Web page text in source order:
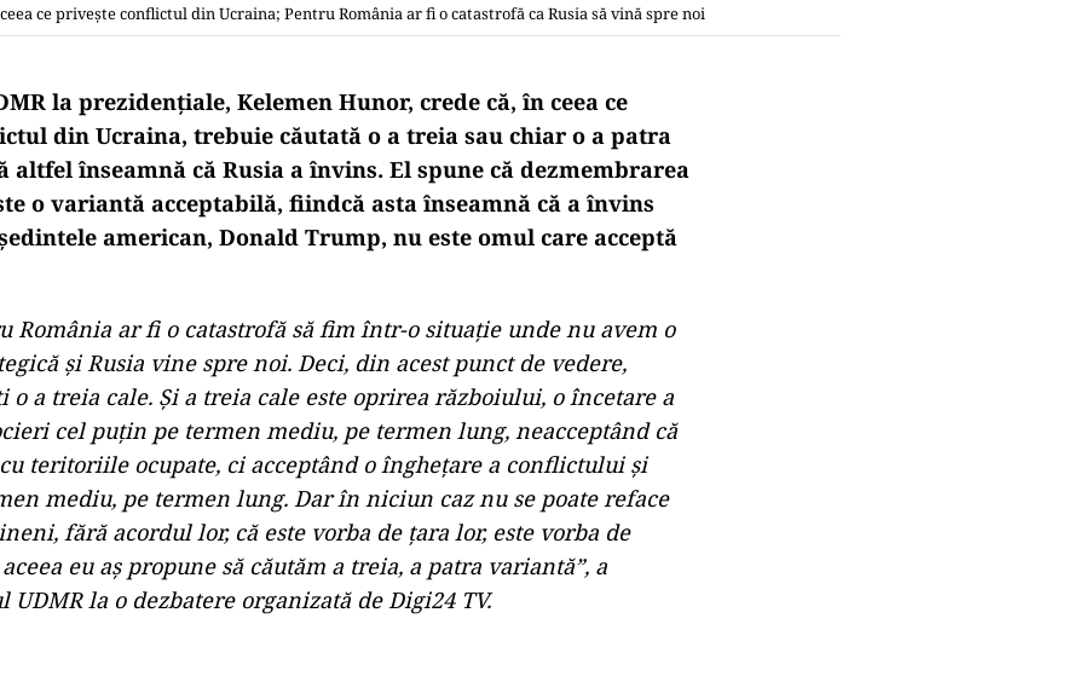
ce priveşte conflictul din Ucraina; Pentru România ar fi o catastrofă ca Rusia să vină spre noi
la prezidenţiale, Kelemen Hunor, crede că, în ceea ce
din Ucraina, trebuie căutată o a treia sau chiar o a patra
altfel înseamnă că Rusia a învins. El spune că dezmembrarea
o variantă acceptabilă, fiindcă asta înseamnă că a învins
american, Donald Trump, nu este omul care acceptă
România ar fi o catastrofă să fim într-o situaţie unde nu avem o
şi Rusia vine spre noi. Deci, din acest punct de vedere,
o a treia cale. Şi a treia cale este oprirea războiului, o încetare a
cel puţin pe termen mediu, pe termen lung, neacceptând că
teritoriile ocupate, ci acceptând o îngheţare a conflictului şi
mediu, pe termen lung. Dar în niciun caz nu se poate reface
fără acordul lor, că este vorba de ţara lor, este vorba de
eu aş propune să căutăm a treia, a patra variantă”, a
la o dezbatere organizată de Digi24 TV.